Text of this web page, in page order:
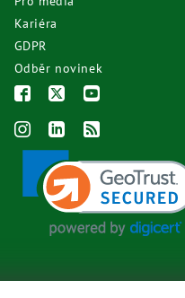
Kariéra
GDPR
Odběr novinek